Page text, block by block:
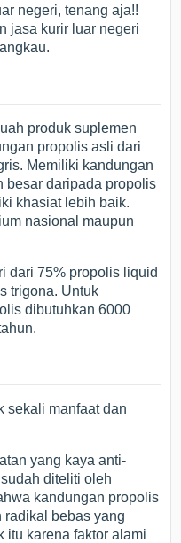
negeri, tenang aja!!
jasa kurir luar negeri
produk suplemen
propolis asli dari
Memiliki kandungan
besar daripada propolis
khasiat lebih baik.
nasional maupun
dari 75% propolis liquid
trigona. Untuk
dibutuhkan 6000
sekali manfaat dan
yang kaya anti-
diteliti oleh
kandungan propolis
radikal bebas yang
itu karena faktor alami